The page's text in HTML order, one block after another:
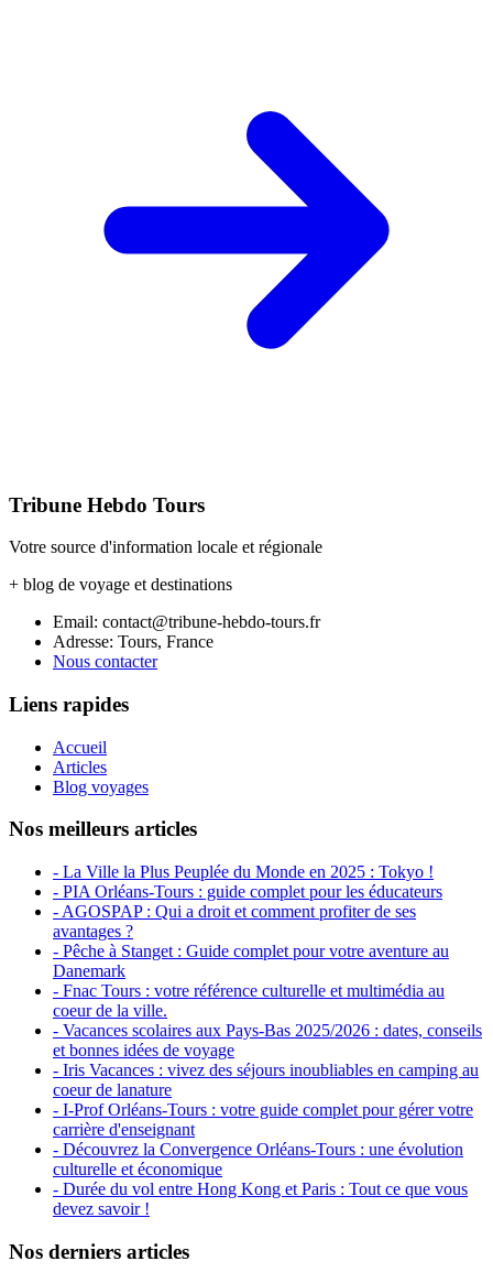
Tribune Hebdo Tours
Votre source d'information locale et régionale
+ blog de voyage et destinations
Email: contact@tribune-hebdo-tours.fr
Adresse: Tours, France
Nous contacter
Liens rapides
Accueil
Articles
Blog voyages
Nos meilleurs articles
- La Ville la Plus Peuplée du Monde en 2025 : Tokyo !
- PIA Orléans-Tours : guide complet pour les éducateurs
- AGOSPAP : Qui a droit et comment profiter de ses
avantages ?
- Pêche à Stanget : Guide complet pour votre aventure au
Danemark
- Fnac Tours : votre référence culturelle et multimédia au
coeur de la ville.
- Vacances scolaires aux Pays-Bas 2025/2026 : dates, conseils
et bonnes idées de voyage
- Iris Vacances : vivez des séjours inoubliables en camping au
coeur de lanature
- I-Prof Orléans-Tours : votre guide complet pour gérer votre
carrière d'enseignant
- Découvrez la Convergence Orléans-Tours : une évolution
culturelle et économique
- Durée du vol entre Hong Kong et Paris : Tout ce que vous
devez savoir !
Nos derniers articles